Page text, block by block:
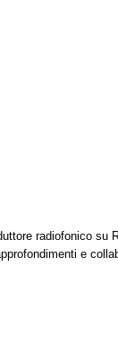
radiofonico su
e